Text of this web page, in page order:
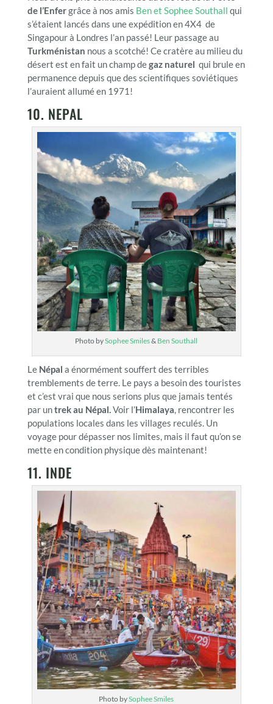
de l’Enfergrâce à nos amis Ben et Sophee Southall qui
s’étaient lancés dans une expédition en 4X4 de
Singapour à Londres l’an passé! Leur passage au
Turkménistan nous a scotché! Ce cratère au milieu du
désert est en fait un champ degaz naturel qui brule en
permanence depuis que des scientifiques soviétiques
l’auraient allumé en 1971!
10. NEPAL
Photo bySophee Smiles& Ben Southall
Le Népal a énormément souffert des terribles
tremblements de terre. Le pays a besoin des touristes
et c’est vrai que nous serions plus que jamais tentés
par untrek au Népal.Voir l’Himalaya, rencontrer les
populations locales dans les villages reculés. Un
voyage pour dépasser nos limites, mais il faut qu’on se
mette en condition physique dès maintenant!
11. INDE
Photo bySophee Smiles